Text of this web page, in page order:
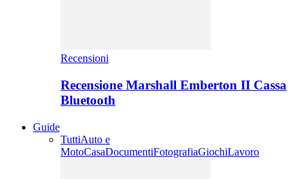
Recensioni
Recensione Marshall Emberton II Cassa
Bluetooth
Guide
TuttiAuto e
MotoCasaDocumentiFotografiaGiochiLavoro